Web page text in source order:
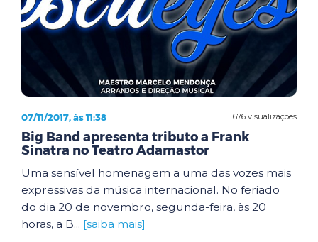
676 visualizações
07/11/2017, às 11:38
Big Band apresenta tributo a Frank
Sinatra no Teatro Adamastor
Uma sensível homenagem a uma das vozes mais
expressivas da música internacional. No feriado
do dia 20 de novembro, segunda-feira, às 20
horas, a B... [saiba mais]